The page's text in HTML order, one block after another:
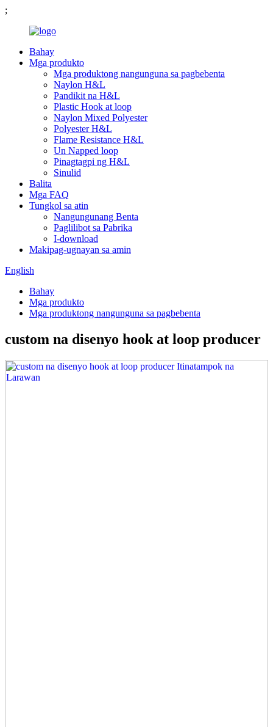
;
Bahay
Mga produkto
Mga produktong nangunguna sa pagbebenta
Naylon H&L
Pandikit na H&L
Plastic Hook at loop
Naylon Mixed Polyester
Polyester H&L
Flame Resistance H&L
Un Napped loop
Pinagtagpi ng H&L
Sinulid
Balita
Mga FAQ
Tungkol sa atin
Nangungunang Benta
Paglilibot sa Pabrika
I-download
Makipag-ugnayan sa amin
English
Bahay
Mga produkto
Mga produktong nangunguna sa pagbebenta
custom na disenyo hook at loop producer